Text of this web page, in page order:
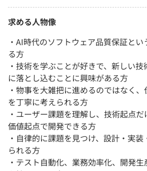
求める人物像
・AI時代のソフトウェア品質保証と
る方
・技術を学ぶことが好きで、新しい
に落とし込むことに興味がある方
・物事を大雑把に進めるのではなく
を丁寧に考えられる方
・ユーザー課題を理解し、技術起点
価値起点で開発できる方
・自律的に課題を見つけ、設計・実
られる方
・テスト自動化、業務効率化、開発